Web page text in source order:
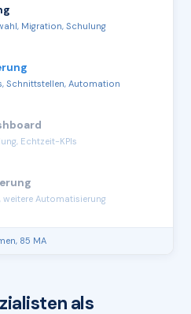
Migration, Schulung
Schnittstellen, Automation
Echtzeit-KPIs
weitere Automatisierung
85 MA
als